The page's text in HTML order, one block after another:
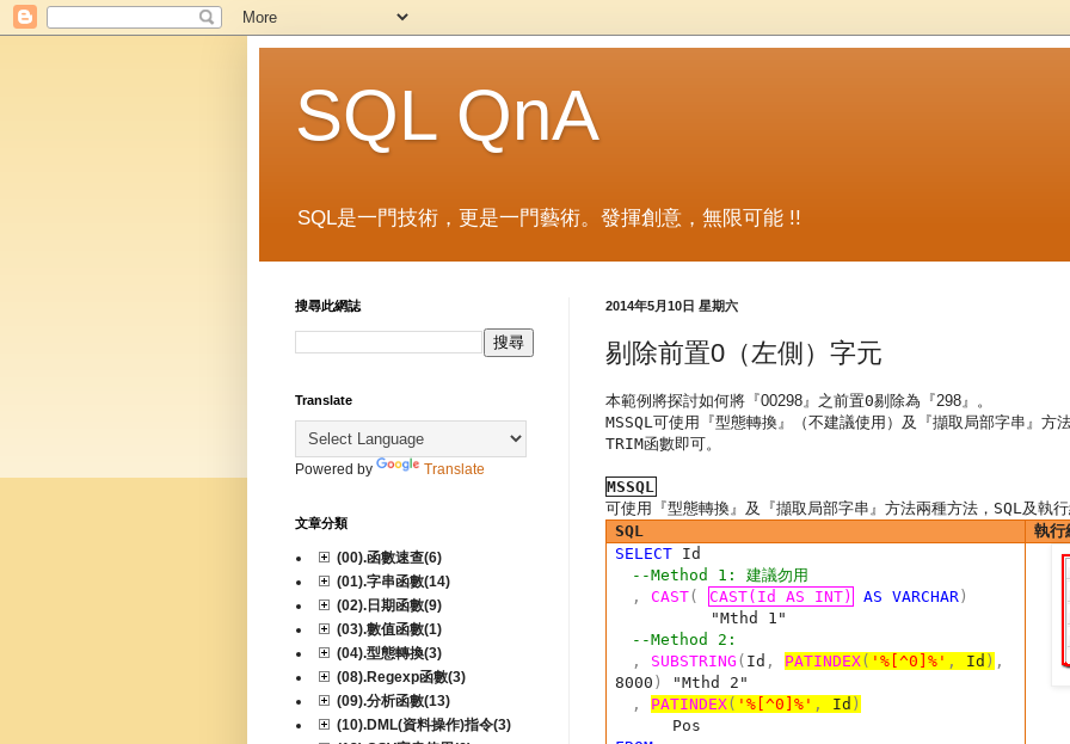
SQL QnA
SQL是一門技術，更是一門藝術。發揮創意，無限可能 !!
2014年5月10日 星期六
剔除前置0（左側）字元
本範例將探討如何將 『00298』之前置0剔除為 『298』。
MSSQL可使用 『型態轉換』（不建議使用） 及 『擷取局部字串』 方
TRIM函數即可。
MSSQL
可使用
『型態轉換』 及 『擷取局部字串』 方法兩種方法， SQL及執
SQL
執行
SELECT Id
--Method 1: 建議勿用
,
CAST( CAST(Id AS INT) AS VARCHAR )
"Mthd 1"
--Method 2 :
,
SUBSTRING ( Id , PATINDEX( '%[^0]%' , Id ) ,
8000 )
"Mthd 2"
,
PATINDEX( '%[^0]%' , Id )
Pos
搜尋此網誌
Translate
Powered by Translate
文章分類
(00).函數速查(6)
(01).字串函數(14)
(02).日期函數(9)
(03).數值函數(1)
(04).型態轉換(3)
(08).Regexp函數(3)
(09).分析函數(13)
(10).DML(資料操作)指令(3)